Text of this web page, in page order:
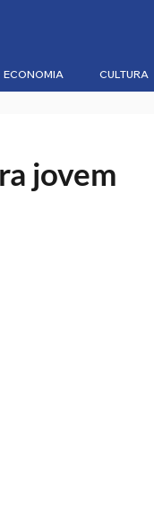
ECONOMIA CULTURA
jovem